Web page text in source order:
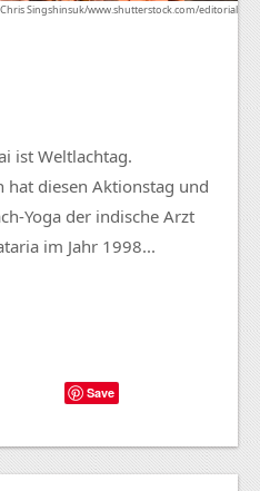
Singshinsuk/www.shutterstock.com/editorial
ist Weltlachtag.
diesen Aktionstag und
Yoga der indische Arzt
im Jahr 1998...
Save